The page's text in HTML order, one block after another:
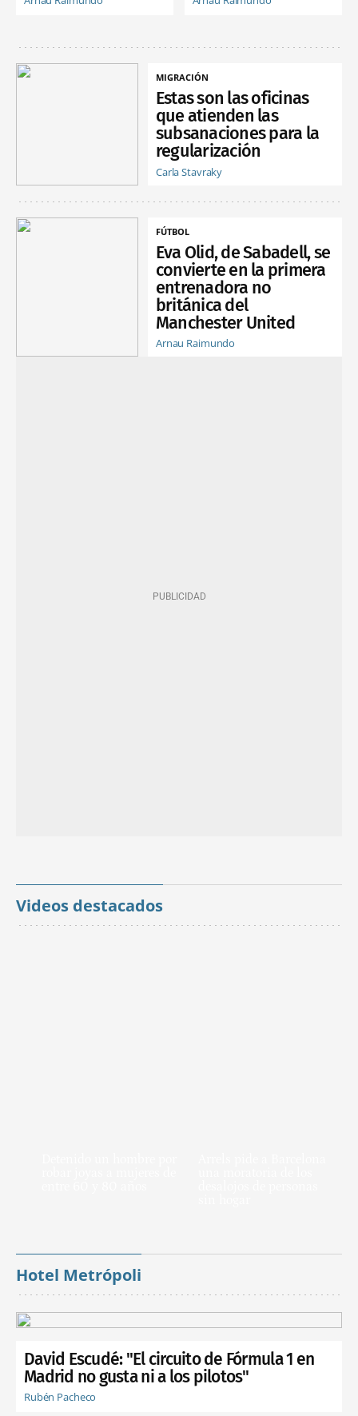
MIGRACIÓN
Estas son las oficinas
que atienden las
subsanaciones para la
regularización
Carla Stavraky
FÚTBOL
Eva Olid, de Sabadell, se
convierte en la primera
entrenadora no
británica del
Manchester United
Arnau Raimundo
Videos destacados
Hotel Metrópoli
David Escudé: "El circuito de Fórmula 1 en
Madrid no gusta ni a los pilotos"
Rubén Pacheco